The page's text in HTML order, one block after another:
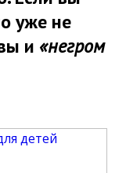
уже не
и «негром